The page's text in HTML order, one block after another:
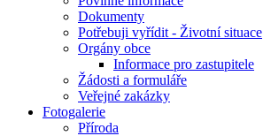
Dokumenty
Potřebuji vyřídit - Životní situace
Orgány obce
Informace pro zastupitele
Žádosti a formuláře
Veřejné zakázky
Fotogalerie
Příroda